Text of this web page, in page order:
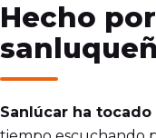
Hecho
Sanlúcar ha